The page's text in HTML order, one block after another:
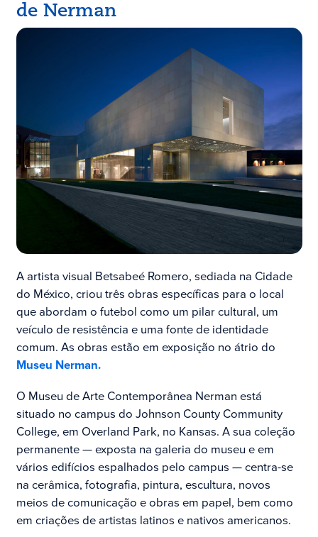
de Nerman
A artista visual Betsabeé Romero, sediada na Cidade
do México, criou três obras específicas para o local
que abordam o futebol como um pilar cultural, um
veículo de resistência e uma fonte de identidade
comum. As obras estão em exposição no átrio do
Museu Nerman.
O Museu de Arte Contemporânea Nerman está
situado no campus do Johnson County Community
College, em Overland Park, no Kansas. A sua coleção
permanente — exposta na galeria do museu e em
vários edifícios espalhados pelo campus — centra-se
na cerâmica, fotografia, pintura, escultura, novos
meios de comunicação e obras em papel, bem como
em criações de artistas latinos e nativos americanos.